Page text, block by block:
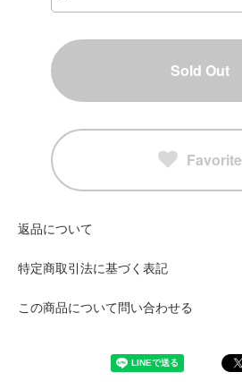
Sold Out
Favorite
返品について
特定商取引法に基づく表記
この商品について問い合わせる